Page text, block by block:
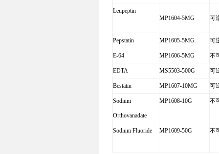
Leupeptin
MP1604-5MG
可
Pepstatin MP1605-5MG 可
E-64 MP1606-5MG 不
EDTA MS5503-500G 可
Bestatin MP1607-10MG 可
Sodium
Orthovanadate
MP1608-10G 不
Sodium Fluoride MP1609-50G 不